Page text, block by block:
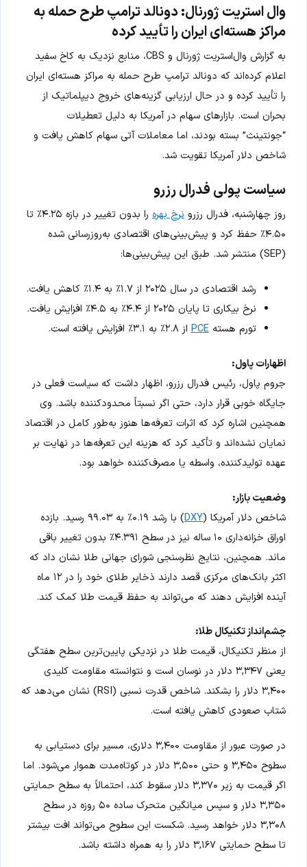
وال استریت ژورنال: دونالد ترامپ طرح حمله به
مراکز هسته‌ای ایران را تأیید کرده
به گزارش وال‌استریت ژورنال و CBS، منابع نزدیک به کاخ سفید
اعلام کرده‌اند که دونالد ترامپ طرح حمله به مراکز هسته‌ای ایران
را تأیید کرده و در حال ارزیابی گزینه‌های خروج دیپلماتیک از
بحران است. بازارهای سهام در آمریکا به دلیل تعطیلات
“جونتینث” بسته بودند، اما معاملات آتی سهام کاهش یافت و
شاخص دلار آمریکا تقویت شد.
سیاست پولی فدرال رزرو
روز چهارشنبه، فدرال رزرو نرخ بهره
را بدون تغییر در بازه ۴.۲۵٪ تا
۴.۵۰٪ حفظ کرد و پیش‌بینی‌های اقتصادی به‌روزرسانی شده
(SEP) منتشر شد. طبق این پیش‌بینی‌ها:
رشد اقتصادی در سال ۲۰۲۵ از ۱.۷٪ به ۱.۴٪ کاهش یافت.
نرخ بیکاری تا پایان ۲۰۲۵ از ۴.۴٪ به ۴.۵٪ افزایش یافت.
تورم هستهPCEاز ۲.۸٪ به ۳.۱٪ افزایش یافته است.
اظهارات پاول:
جروم پاول، رئیس فدرال رزرو، اظهار داشت که سیاست فعلی در
جایگاه خوبی قرار دارد، حتی اگر نسبتاً محدودکننده باشد. وی
همچنین اشاره کرد که اثرات تعرفه‌ها هنوز به‌طور کامل در اقتصاد
نمایان نشده‌اند و تأکید کرد که هزینه این تعرفه‌ها در نهایت بر
عهده تولیدکننده، واسطه یا مصرف‌کننده خواهد بود.
وضعیت بازار:
شاخص دلار آمریکا (DXY
) با رشد ۰.۱۹٪ به ۹۹.۰۳ رسید. بازده
اوراق خزانه‌داری ۱۰ ساله نیز در سطح ۴.۳۹۱٪ بدون تغییر باقی
ماند. همچنین، نتایج نظرسنجی شورای جهانی طلا نشان داد که
اکثر بانک‌های مرکزی قصد دارند ذخایر طلای خود را در ۱۲ ماه
آینده افزایش دهند که می‌تواند به حفظ قیمت طلا کمک کند.
چشم‌انداز تکنیکال طلا:
از منظر تکنیکال، قیمت طلا در نزدیکی پایین‌ترین سطح هفتگی
یعنی ۳,۳۴۷ دلار در نوسان است و نتوانسته مقاومت کلیدی
۳,۴۰۰ دلار را بشکند. شاخص قدرت نسبی (RSI) نشان می‌دهد که
شتاب صعودی کاهش یافته است.
در صورت عبور از مقاومت ۳,۴۰۰ دلاری، مسیر برای دستیابی به
سطوح ۳,۴۵۰ و حتی ۳,۵۰۰ دلار در کوتاه‌مدت هموار می‌شود. اما
اگر قیمت به زیر ۳,۳۷۰ دلار سقوط کند، احتمالاً به سطح حمایتی
۳,۳۵۰ دلار و سپس میانگین متحرک ساده ۵۰ روزه در سطح
۳,۳۰۸ دلار خواهد رسید. شکست این سطوح می‌تواند افت بیشتر
تا سطح حمایتی ۳,۱۶۷ دلار را به همراه داشته باشد.